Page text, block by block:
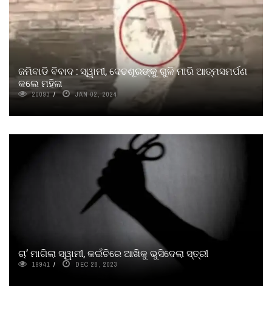
ଜମିବାଡି ବିବାଦ : ସ୍ୱାମୀ, ଦେଢଶୂରଙ୍କୁ ଗୁଳି ମାରି ଆତ୍ମସମର୍ପଣ
କଲେ ମହିଳା
20093 JAN 02, 2024
ଚା’ ମାଗିଲା ସ୍ୱାମୀ, କଇଁଚିରେ ଆଖିକୁ ଭୁସିଦେଲା ସ୍ତ୍ରୀ
19941 DEC 28, 2023